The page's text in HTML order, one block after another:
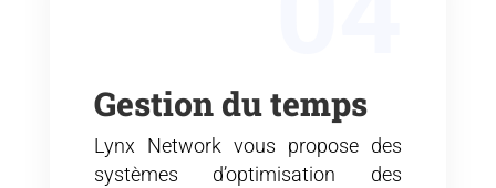
Gestion du temps
Lynx Network vous propose des
systèmes d’optimisation des